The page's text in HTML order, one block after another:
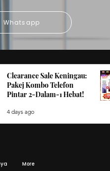
Whatsapp
Clearance Sale Keningau:
Pakej Kombo Telefon
Pintar 2-Dalam-1 Hebat!
4 days ago
More